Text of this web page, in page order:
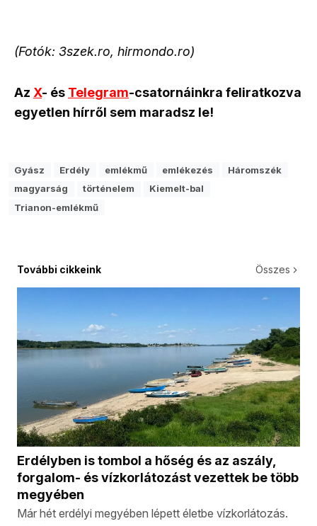
(Fotók: 3szek.ro, hirmondo.ro)
Az X- és Telegram-csatornáinkra feliratkozva
egyetlen hírről sem maradsz le!
Gyász Erdély emlékmű emlékezés
Háromszék
magyarság
történelem
Kiemelt-bal
Trianon-emlékmű
További cikkeink Összes
Erdélyben is tombol a hőség és az aszály,
forgalom- és vízkorlátozást vezettek be több
megyében
Már hét erdélyi megyében lépett életbe vízkorlátozás.